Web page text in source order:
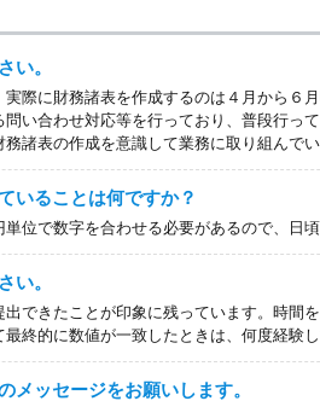
い。
際に財務諸表を作成するのは４月から６
い合わせ対応等を行っており、普段行っ
諸表の作成を意識して業務に取り組んでい
いることは何ですか？
位で数字を合わせる必要があるので、日
い。
できたことが印象に残っています。時間
終的に数値が一致したときは、何度経験
メッセージをお願いします。